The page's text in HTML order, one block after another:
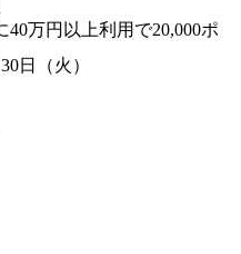
万円以上利用で20,000ポ
日（火）